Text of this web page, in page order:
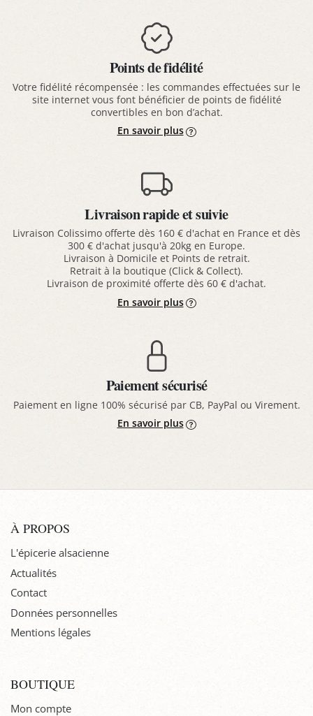
Points de fidélité
Votre fidélité récompensée : les commandes effectuées sur le
site internet vous font bénéficier de points de fidélité
convertibles en bon d’achat.
En savoir plus
Livraison rapide et suivie
Livraison Colissimo offerte dès 160 € d'achat en France et dès
300 € d'achat jusqu'à 20kg en Europe.
Livraison à Domicile et Points de retrait.
Retrait à la boutique (Click & Collect).
Livraison de proximité offerte dès 60 € d'achat.
En savoir plus
Paiement sécurisé
Paiement en ligne 100% sécurisé par CB, PayPal ou Virement.
En savoir plus
À PROPOS
L'épicerie alsacienne
Actualités
Contact
Données personnelles
Mentions légales
BOUTIQUE
Mon compte